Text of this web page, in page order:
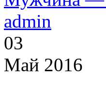
admin
03
Май 2016